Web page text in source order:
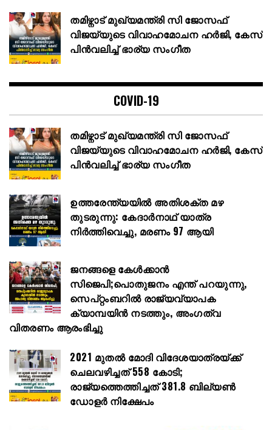
തമിഴ്നാട് മുഖ്യമന്ത്രി സി ജോസഫ്
വിജയ്‌യുടെ വിവാഹമോചന ഹർജി, കേസ്
പിൻവലിച്ച് ഭാര്യ സംഗീത
COVID-19
തമിഴ്നാട് മുഖ്യമന്ത്രി സി ജോസഫ്
വിജയ്‌യുടെ വിവാഹമോചന ഹർജി, കേസ്
പിൻവലിച്ച് ഭാര്യ സംഗീത
ഉത്തരേന്ത്യയിൽ അതിശക്ത മഴ
തുടരുന്നു: കേദാർനാഥ് യാത്ര
നിർത്തിവെച്ചു, മരണം 97 ആയി
ജനങ്ങളെ കേൾക്കാൻ
സിജെപി;പൊതുജനം എന്ത് പറയുന്നു,
സെപ്റ്റംബറിൽ രാജ്യവ്യാപക
ക്യാമ്പയിൻ നടത്തും, അംഗത്വ
വിതരണം ആരംഭിച്ചു
2021 മുതൽ മോദി വിദേശയാത്രയ്ക്ക്
ചെലവഴിച്ചത് 558 കോടി;
രാജ്യത്തെത്തിച്ചത് 381.8 ബില്യൺ
ഡോളർ നിക്ഷേപം